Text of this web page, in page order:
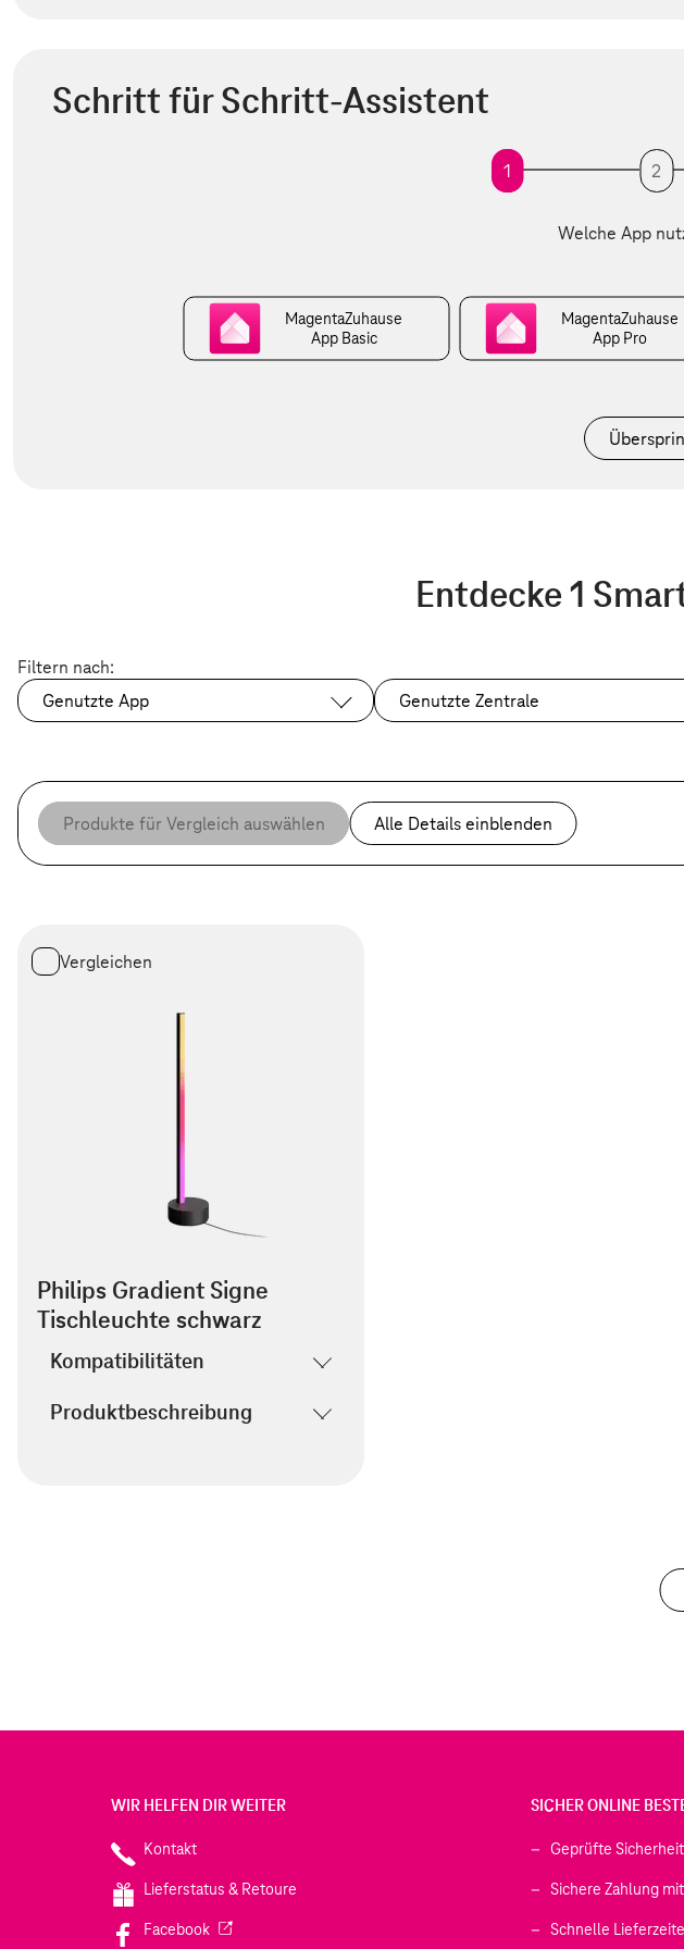
Schritt für Schritt-Assistent
1 2
Welche App
MagentaZuhause
App Basic
MagentaZuhause
App Pro
Entdecke 1
Filtern nach:
Genutzte App
Genutzte Zentrale
Produkte für Vergleich auswählen Alle Detailseinblenden
Vergleichen
Philips Gradient Signe
Tischleuchte schwarz
Kompatibilitäten
Produktbeschreibung
WIR HELFEN DIR WEITER
Kontakt
Lieferstatus & Retoure
Facebook(Wird in einem neuen Tab geöffnet)
SICHER ONLINE
Geprüfte
Sichere Zahlung
Schnelle